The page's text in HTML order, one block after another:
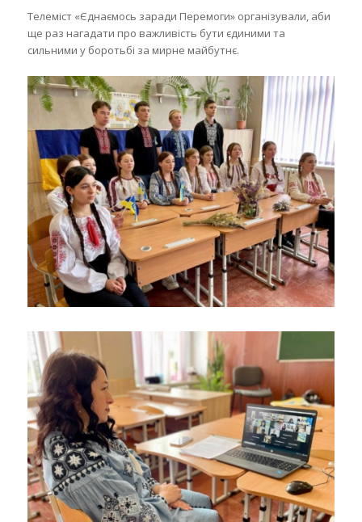
Телеміст «Єднаємось заради Перемоги» організували, аби
ще раз нагадати про важливість бути єдиними та
сильними у боротьбі за мирне майбутнє.